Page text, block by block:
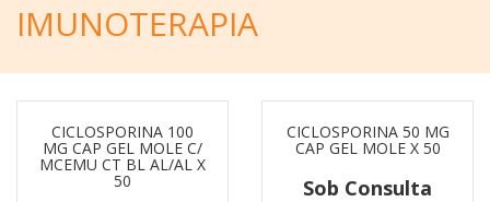
IMUNOTERAPIA
CICLOSPORINA 100
MG CAP GEL MOLE C/
MCEMU CT BL AL/AL X
50
CICLOSPORINA 50 MG
CAP GEL MOLE X 50
Sob Consulta